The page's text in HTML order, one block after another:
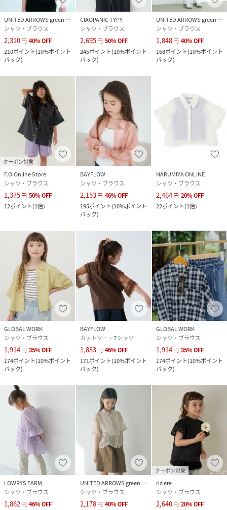
品番
RN3940_661754
661754-11-41 RN3940
UNITED ARROWS green label relaxing
シャツ・ブラウス
2,310円 40%OFF
210ポイント(10%ポイント
バック)
CIAOPANIC TYPY
シャツ・ブラウス
2,695円 50%OFF
245ポイント(10%ポイント
バック)
UNITED ARROWS green label relaxing
シャツ・ブラウス
1,848円 40%OFF
168ポイント(10%ポイント
バック)
クーポン対象
F.O.Online Store
シャツ・ブラウス
1,375円 50%OFF
12ポイント(1倍)
BAYFLOW
シャツ・ブラウス
2,153円 46%OFF
195ポイント(10%ポイント
バック)
NARUMIYA ONLINE
シャツ・ブラウス
2,464円 20%OFF
22ポイント(1倍)
GLOBAL WORK
シャツ・ブラウス
1,914円 35%OFF
174ポイント(10%ポイント
バック)
BAYFLOW
カットソー・Tシャツ
1,883円 46%OFF
171ポイント(10%ポイント
バック)
GLOBAL WORK
シャツ・ブラウス
1,914円 35%OFF
174ポイント(10%ポイント
バック)
LOWRYS FARM
シャツ・ブラウス
1,862円 46%OFF
UNITED ARROWS green label relaxing
シャツ・ブラウス
2,178円 40%OFF
クーポン対象
riziere
シャツ・ブラウス
2,640円 20%OFF